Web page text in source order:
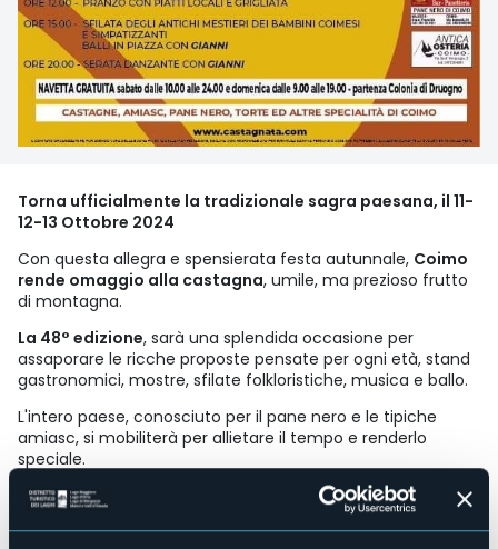
Torna ufficialmente la tradizionale sagra paesana, il 11-
12-13 Ottobre 2024
Con questa allegra e spensierata festa autunnale, Coimo
rende omaggio alla castagna, umile, ma prezioso frutto
di montagna.
La 48° edizione, sarà una splendida occasione per
assaporare le ricche proposte pensate per ogni età, stand
gastronomici, mostre, sfilate folkloristiche, musica e ballo.
L'intero paese, conosciuto per il pane nero e le tipiche
amiasc, si mobiliterà per allietare il tempo e renderlo
speciale.
Programma
La manifestazione prevede tre giorni ricchi di
appuntamenti accompagnata da ricchi prodotti tipici